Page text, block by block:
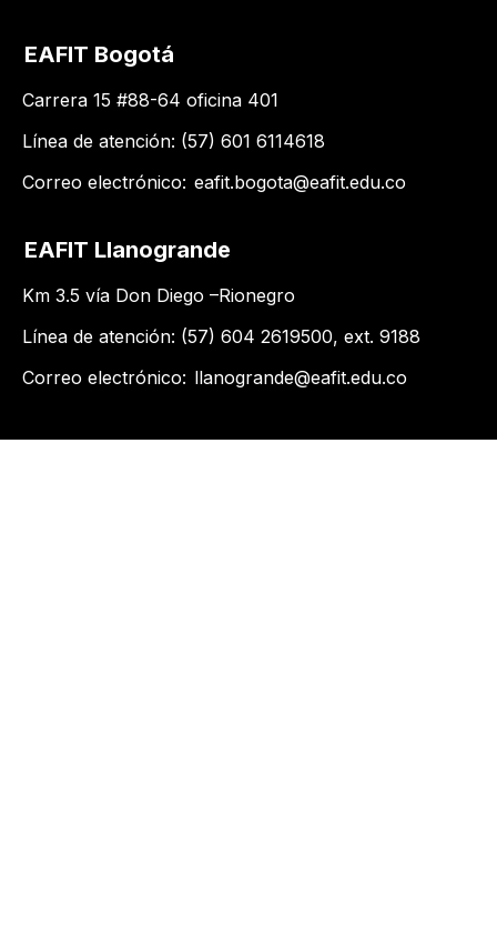
EAFIT Bogotá
Carrera 15 #88-64 oficina 401
Línea de atención: (57) 601 6114618
Correo electrónico: eafit.bogota@eafit.edu.co
EAFIT Llanogrande
Km 3.5 vía Don Diego –Rionegro
Línea de atención: (57) 604 2619500​, ext. 9188
Correo electrónico: llanogrande@eafit.edu.co